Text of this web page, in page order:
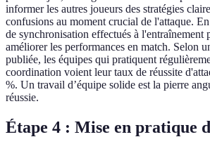
informer les autres joueurs des stratégies
confusions au moment crucial de l'attaque.
de synchronisation effectués à l'entraînement
améliorer les performances en match. Selon
publiée, les équipes qui pratiquent
coordination voient leur taux de réussite
%. Un travail d’équipe solide est la pierre
réussie.
Étape 4 : Mise en pratique